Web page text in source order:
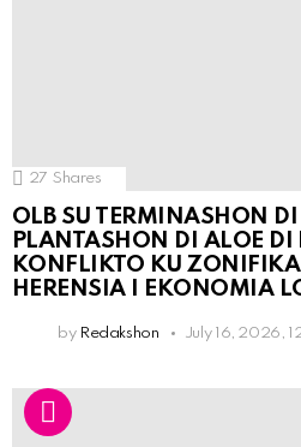
27 Shares
OLB SU TERMINASHON
PLANTASHON DI ALOE DI
KONFLIKTO KU
HERENSIA I EKONOMIA
by Redakshon July 16, 2026,